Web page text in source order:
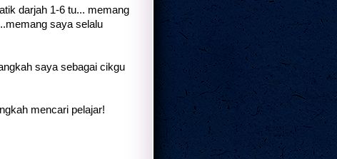
darjah 1-6 tu... memang
saya selalu
saya sebagai cikgu
mencari pelajar!